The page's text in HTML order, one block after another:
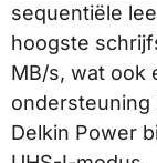
sequentiële
hoogste
MB/s, wat ook
ondersteuning
Delkin Power